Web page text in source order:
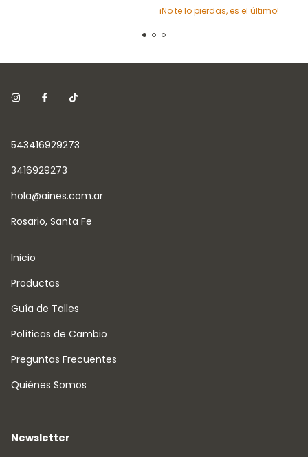
¡No te lo pierdas, es el último!
543416929273
3416929273
hola@aines.com.ar
Rosario, Santa Fe
Inicio
Productos
Guía de Talles
Políticas de Cambio
Preguntas Frecuentes
Quiénes Somos
Newsletter